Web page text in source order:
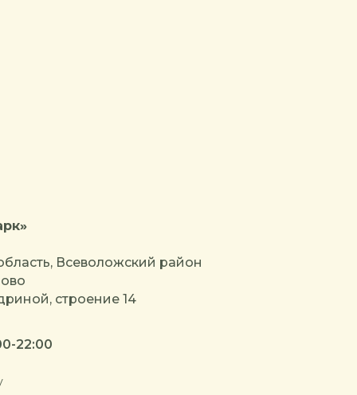
Всеволожский район
строение 14
22:00